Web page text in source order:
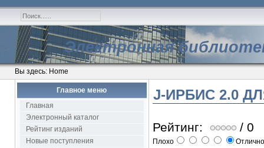
Электронная
Вы здесь: Home
Главное меню
Главная
Электронный каталог
Рейтинг изданий
Новые поступления
J-ИРБИС 2.0
Рейтинг: / 0
Плохо